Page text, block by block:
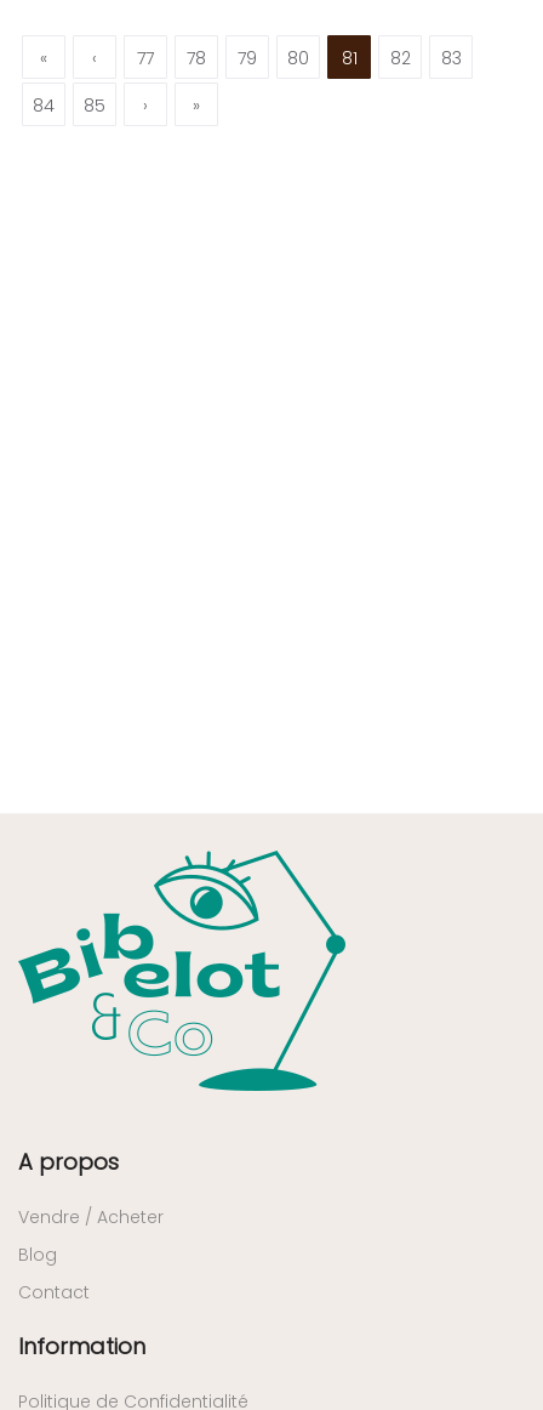
« ‹ 77 78 79 80 81 82
83
84
85 › »
A propos
Vendre / Acheter
Blog
Contact
Information
Politique de Confidentialité